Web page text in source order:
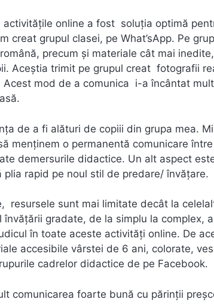
activităţile online a fost soluţia optimă
creat grupul clasei, pe What’sApp. Pe
precum şi materiale cât mai
Aceştia trimit pe grupul creat fotografii
mod de a comunica i-a încântat
de a fi alături de copiii din grupa mea.
menţinem o permanentă comunicare
demersurile didactice. Un alt aspect
rapid pe noul stil de predare/ învăţare.
resursele sunt mai limitate decât la
gradate, de la simplu la complex,
în toate aceste activităţi online. De
accesibile vârstei de 6 ani, colorate,
cadrelor didactice de pe Facebook.
comunicarea foarte bună cu părinţii